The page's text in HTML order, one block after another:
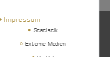
aus UV-beständigem,
für ein Plus an
Impressum
Statistik
Externe Medien